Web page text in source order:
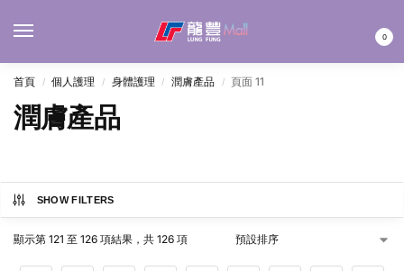
0
首頁 / 個人護理 / 身體護理 / 潤膚產品 / 頁面 11
潤膚產品
SHOW FILTERS
顯示第 121 至 126 項結果，共 126 項